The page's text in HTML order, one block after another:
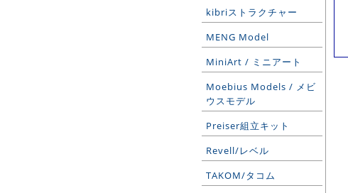
kibriストラクチャー
MENG Model
MiniArt / ミニアート
Moebius Models / メビ
ウスモデル
Preiser組立キット
Revell/レベル
TAKOM/タコム